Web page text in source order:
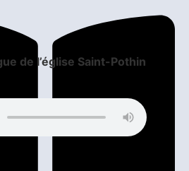
de l’église Saint-Pothin